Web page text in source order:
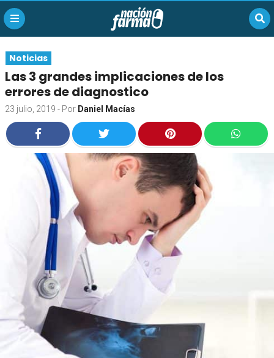
Noticias
Las 3 grandes implicaciones de los
errores de diagnostico
23 julio, 2019 - Por Daniel Macías